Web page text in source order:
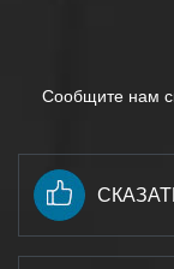
Сообщите нам